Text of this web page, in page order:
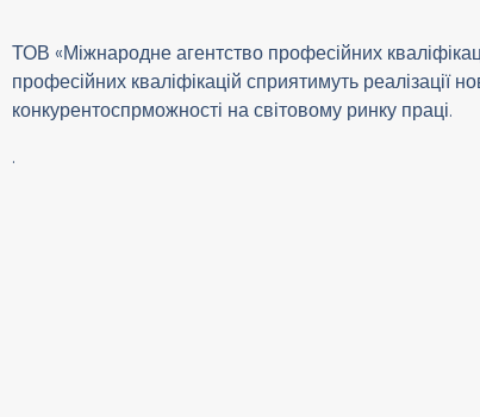
ТОВ «Міжнародне агентство професійних
професійних кваліфікацій сприятимуть реалізації
конкурентоспрможності на світовому ринку праці.
.